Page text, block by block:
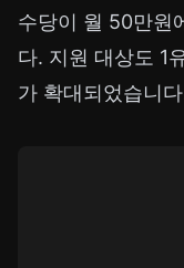
수당이 월 50만원
다. 지원 대상도 1
가 확대되었습니